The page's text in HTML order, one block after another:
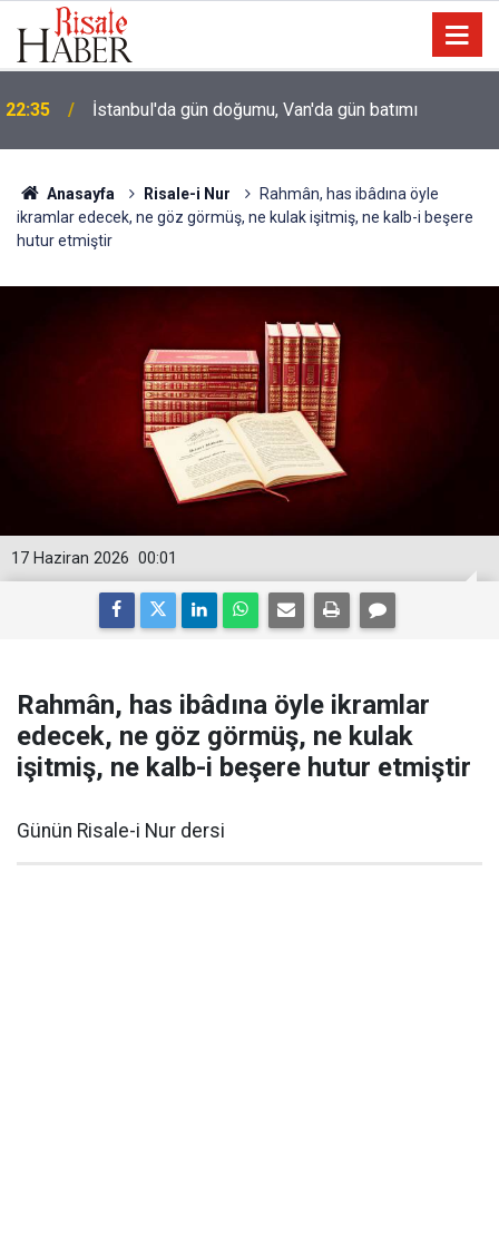
22:35 İstanbul'da gün doğumu, Van'da gün batımı
Anasayfa Risale-i Nur
Rahmân, has ibâdına öyle
ikramlar edecek, ne göz görmüş, ne kulak işitmiş, ne kalb-i beşere
hutur etmiştir
00:01
17 Haziran 2026
Rahmân, has ibâdına öyle ikramlar
edecek, ne göz görmüş, ne kulak
işitmiş, ne kalb-i beşere hutur etmiştir
Günün Risale-i Nur dersi